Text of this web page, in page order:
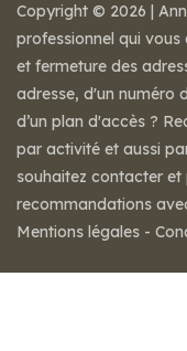
Copyright © 2026 |
professionnel qui vous
et fermeture des
adresse, d'un numéro
d’un plan d'accès ?
par activité et aussi
souhaitez contacter
recommandations
Mentions légales -